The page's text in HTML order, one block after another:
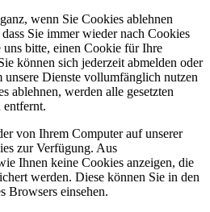
wenn Sie Cookies ablehnen
Sie immer wieder nach Cookies
uns bitte, einen Cookie für Ihre
können sich jederzeit abmelden oder
unsere Dienste vollumfänglich nutzen
ablehnen, werden alle gesetzten
entfernt.
von Ihrem Computer auf unserer
zur Verfügung. Aus
Ihnen keine Cookies anzeigen, die
werden. Diese können Sie in den
Browsers einsehen.